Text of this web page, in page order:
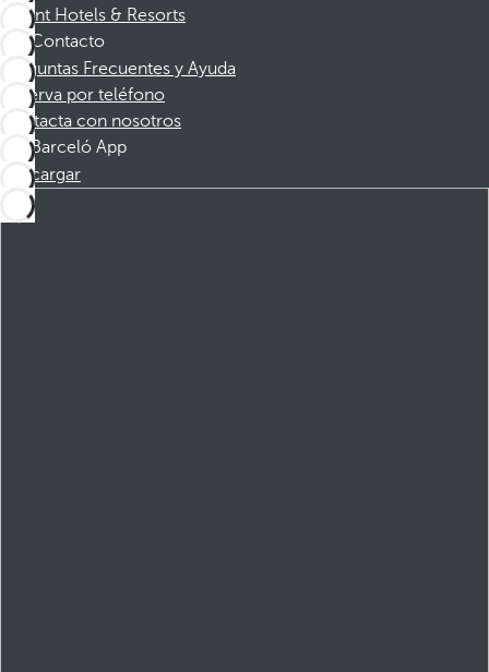
Dorint Hotels & Resorts
Contacto
Preguntas Frecuentes y Ayuda
Reserva por teléfono
Contacta con nosotros
Barceló App
Descargar